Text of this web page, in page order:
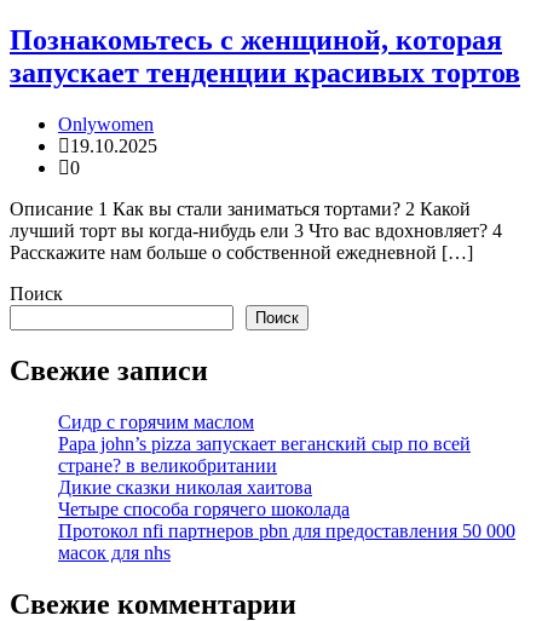
Познакомьтесь с женщиной, которая
запускает тенденции красивых тортов
Onlywomen
19.10.2025
0
Описание 1 Как вы стали заниматься тортами? 2 Какой
лучший торт вы когда-нибудь ели 3 Что вас вдохновляет? 4
Расскажите нам больше о собственной ежедневной […]
Поиск
Поиск
Свежие записи
Сидр с горячим маслом
Papa john’s pizza запускает веганский сыр по всей
стране? в великобритании
Дикие сказки николая хаитова
Четыре способа горячего шоколада
Протокол nfi партнеров pbn для предоставления 50 000
масок для nhs
Свежие комментарии